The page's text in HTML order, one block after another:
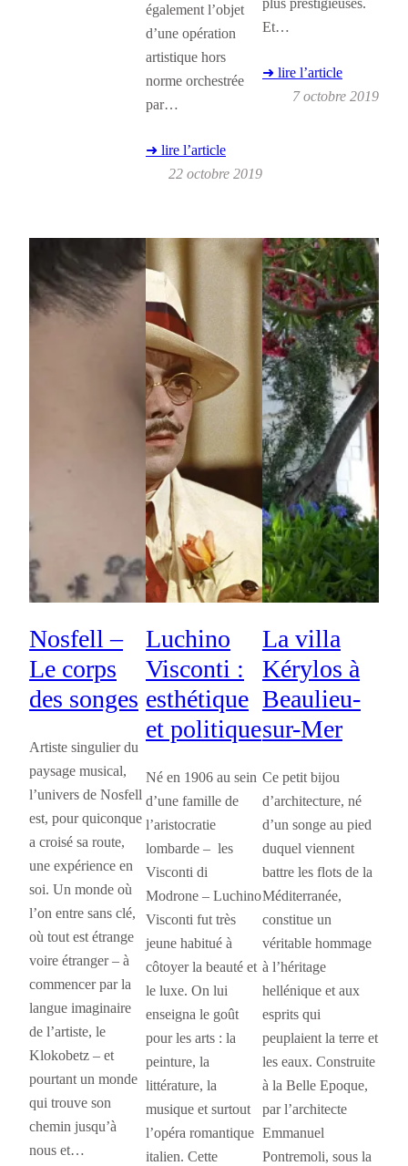
également l’objet
d’une opération
artistique hors
norme orchestrée
par…
➜ lire l’article
22 octobre 2019
plus prestigieuses.
Et…
➜ lire l’article
7 octobre 2019
Nosfell –
Le corps
des songes
Artiste singulier du
paysage musical,
l’univers de Nosfell
est, pour quiconque
a croisé sa route,
une expérience en
soi. Un monde où
l’on entre sans clé,
où tout est étrange
voire étranger – à
commencer par la
langue imaginaire
de l’artiste, le
Klokobetz – et
pourtant un monde
qui trouve son
chemin jusqu’à
nous et…
Luchino
Visconti :
esthétique
et politique
Né en 1906 au sein
d’une famille de
l’aristocratie
lombarde – les
Visconti di
Modrone – Luchino
Visconti fut très
jeune habitué à
côtoyer la beauté et
le luxe. On lui
enseigna le goût
pour les arts : la
peinture, la
littérature, la
musique et surtout
l’opéra romantique
italien. Cette
La villa
Kérylos à
Beaulieu-
sur-Mer
Ce petit bijou
d’architecture, né
d’un songe au pied
duquel viennent
battre les flots de la
Méditerranée,
constitue un
véritable hommage
à l’héritage
hellénique et aux
esprits qui
peuplaient la terre et
les eaux. Construite
à la Belle Epoque,
par l’architecte
Emmanuel
Pontremoli, sous la